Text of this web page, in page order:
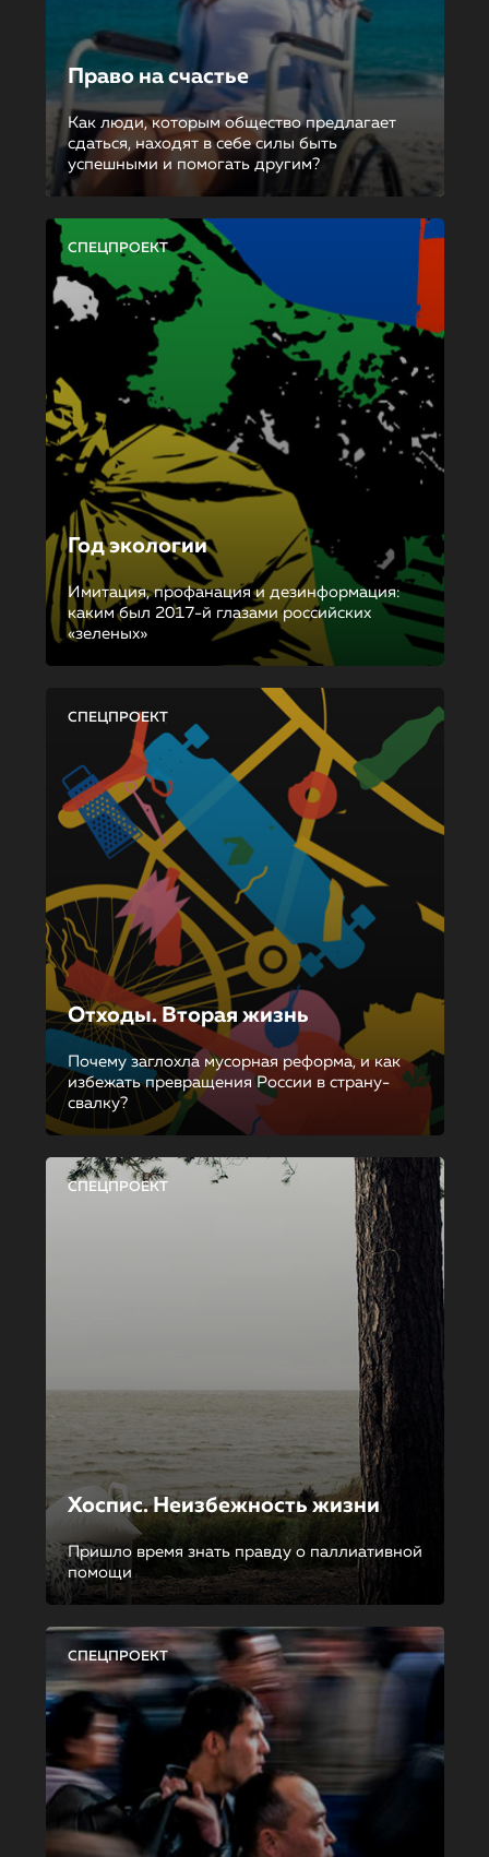
Право на счастье
Как люди, которым общество предлагает
сдаться, находят в себе силы быть
успешными и помогать другим?
СПЕЦПРОЕКТ
Год экологии
Имитация, профанация и дезинформация:
каким был 2017-й глазами российских
«зеленых»
СПЕЦПРОЕКТ
Отходы. Вторая жизнь
Почему заглохла мусорная реформа, и как
избежать превращения России в страну-
свалку?
СПЕЦПРОЕКТ
Хоспис. Неизбежность жизни
Пришло время знать правду о паллиативной
помощи
СПЕЦПРОЕКТ